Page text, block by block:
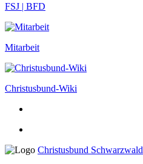
FSJ | BFD
Mitarbeit
Christusbund-Wiki
Christusbund Schwarzwald